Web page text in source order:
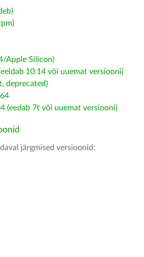
Apple Silicon)
10.14 või uuemat versiooni)
deprecated)
(eedab 7t või uuemat versiooni)
järgmised versioonid: